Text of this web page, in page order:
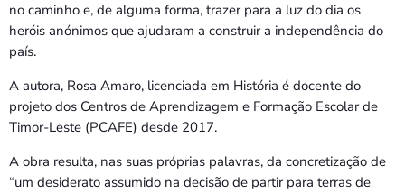
no caminho e, de alguma forma, trazer para a luz do dia os
heróis anónimos que ajudaram a construir a independência do
país.
A autora, Rosa Amaro, licenciada em História é docente do
projeto dos Centros de Aprendizagem e Formação Escolar de
Timor-Leste (PCAFE) desde 2017.
A obra resulta, nas suas próprias palavras, da concretização de
“um desiderato assumido na decisão de partir para terras de